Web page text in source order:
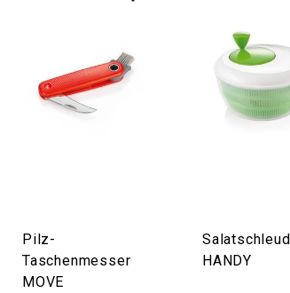
Pilz-
Taschenmesser
MOVE
HANDY